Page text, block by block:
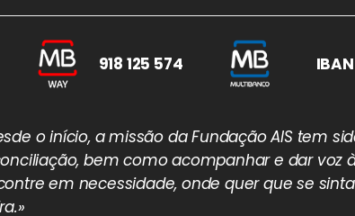
918 125 574
o início, a missão da Fundação AIS tem
bem como acompanhar e dar voz
em necessidade, onde quer que se